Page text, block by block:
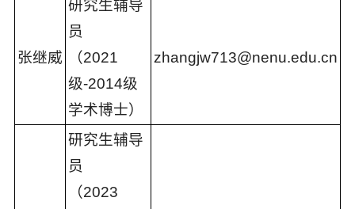
张继威
研究生辅导
员
（2021
级-2014级
学术博士）
zhangjw713@nenu.edu.cn
研究生辅导
员
（2023